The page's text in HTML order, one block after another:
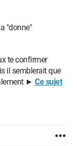
"donne"
te confirmer
il semblerait que
► Ce sujet